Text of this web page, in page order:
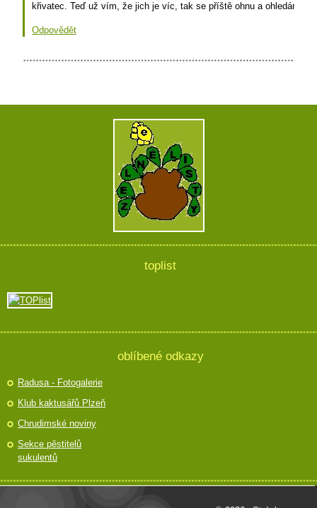
křivatec. Teď už vím, že jich je víc, tak se příště ohnu a ohledám,
Odpovědět
toplist
oblíbené odkazy
Radusa - Fotogalerie
Klub kaktusářů Plzeň
Chrudimské noviny
Sekce pěstitelů
sukulentů